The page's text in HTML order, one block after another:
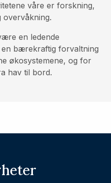
våre er forskning,
overvåkning.
en ledende
bærekraftig forvaltning
økosystemene, og for
hav til bord.